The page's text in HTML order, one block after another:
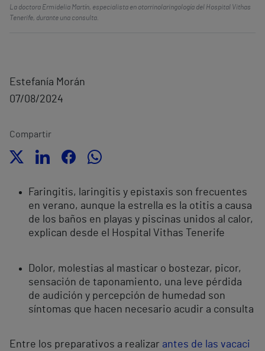
La doctora Ermidelia Martín, especialista en otorrinolaringología del Hospital Vithas
Tenerife, durante una consulta.
Estefanía Morán
07/08/2024
Compartir
Faringitis, laringitis y epistaxis son frecuentes
en verano, aunque la estrella es la otitis a causa
de los baños en playas y piscinas unidos al calor,
explican desde el Hospital Vithas Tenerife
Dolor, molestias al masticar o bostezar, picor,
sensación de taponamiento, una leve pérdida
de audición y percepción de humedad son
síntomas que hacen necesario acudir a consulta
Entre los preparativos a realizar antes de las vacaci